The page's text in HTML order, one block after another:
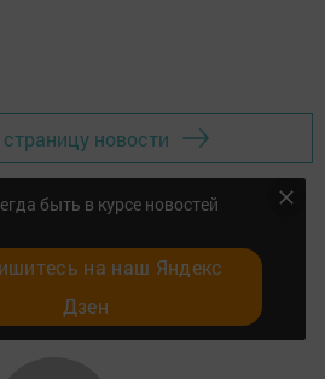
новости
быть в курсе новостей
на наш Яндекс
Дзен